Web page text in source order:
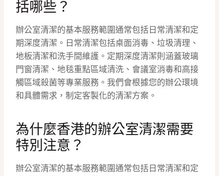
括哪些？
辦公室清潔的基本服務範圍通常包括日常清潔和定
期深度清潔。日常清潔包括桌面消毒、垃圾清理、
地板清潔和洗手間維護。定期深度清潔則涵蓋玻璃
門窗清潔、地毯重點區域清洗、會議室消毒和高接
觸區域殺菌等專業服務。我們會根據您的辦公環境
和具體需求，制定客製化的清潔方案。
為什麼香港的辦公室清潔需要
特別注意？
辦公室清潔的基本服務範圍通常包括日常清潔和定